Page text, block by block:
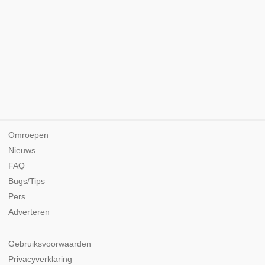
Omroepen
Nieuws
FAQ
Bugs/Tips
Pers
Adverteren
Gebruiksvoorwaarden
Privacyverklaring